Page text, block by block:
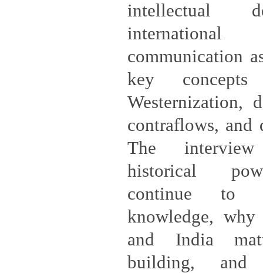
intellectual
communication
key
Westernization,
contraflows, and
The
historical
continue to
knowledge,
and India
building, and